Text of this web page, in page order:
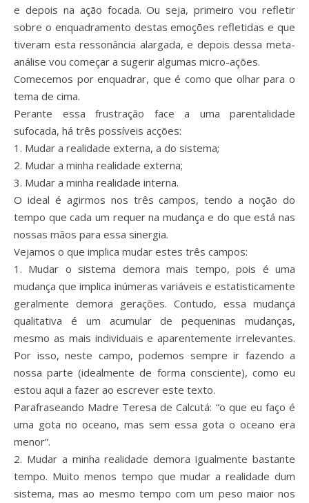
e depois na ação focada. Ou seja, primeiro vou refletir
sobre o enquadramento destas emoções refletidas e que
tiveram esta ressonância alargada, e depois dessa meta-
análise vou começar a sugerir algumas micro-ações.
Comecemos por enquadrar, que é como que olhar para o
tema de cima.
Perante essa frustração face a uma parentalidade
sufocada, há três possíveis acções:
1. Mudar a realidade externa, a do sistema;
2. Mudar a minha realidade externa;
3. Mudar a minha realidade interna.
O ideal é agirmos nos três campos, tendo a noção do
tempo que cada um requer na mudança e do que está nas
nossas mãos para essa sinergia.
Vejamos o que implica mudar estes três campos:
1. Mudar o sistema demora mais tempo, pois é uma
mudança que implica inúmeras variáveis e estatisticamente
geralmente demora gerações. Contudo, essa mudança
qualitativa é um acumular de pequeninas mudanças,
mesmo as mais individuais e aparentemente irrelevantes.
Por isso, neste campo, podemos sempre ir fazendo a
nossa parte (idealmente de forma consciente), como eu
estou aqui a fazer ao escrever este texto.
Parafraseando Madre Teresa de Calcutá: “o que eu faço é
uma gota no oceano, mas sem essa gota o oceano era
menor”.
2. Mudar a minha realidade demora igualmente bastante
tempo. Muito menos tempo que mudar a realidade dum
sistema, mas ao mesmo tempo com um peso maior nos